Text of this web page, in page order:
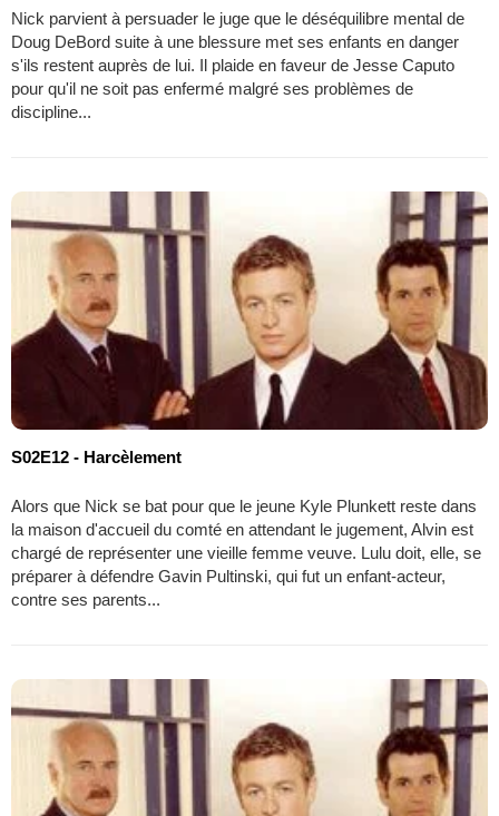
Nick parvient à persuader le juge que le déséquilibre mental de
Doug DeBord suite à une blessure met ses enfants en danger
s'ils restent auprès de lui. Il plaide en faveur de Jesse Caputo
pour qu'il ne soit pas enfermé malgré ses problèmes de
discipline...
S02E12 - Harcèlement
Alors que Nick se bat pour que le jeune Kyle Plunkett reste dans
la maison d'accueil du comté en attendant le jugement, Alvin est
chargé de représenter une vieille femme veuve. Lulu doit, elle, se
préparer à défendre Gavin Pultinski, qui fut un enfant-acteur,
contre ses parents...